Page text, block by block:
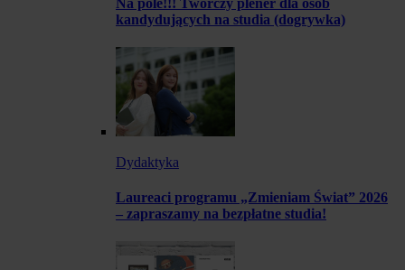
kandydujących na studia (dogrywka)
Dydaktyka
Laureaci programu „Zmieniam Świat” 2026
– zapraszamy na bezpłatne studia!